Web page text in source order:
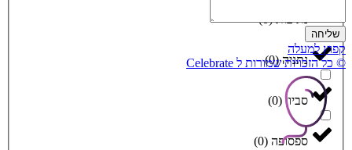
נתיבות(
0
)
נתניה(
0
)
סביון(
0
)
ספסופה (
0
)
שליחה
קפוץ למעלה
© כל הזכויות שמורות ל Celebrate